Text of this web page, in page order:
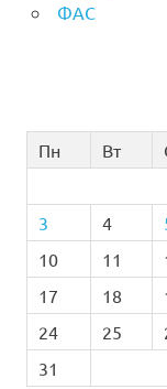
ФАС
Пн
Вт
3
4
10
11
17
18
24
25
31